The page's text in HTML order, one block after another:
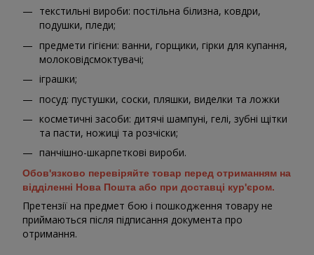
текстильні вироби: постільна білизна, ковдри,
подушки, пледи;
предмети гігієни: ванни, горщики, гірки для купання,
молоковідсмоктувачі;
іграшки;
посуд: пустушки, соски, пляшки, виделки та ложки
косметичні засоби: дитячі шампуні, гелі, зубні щітки
та пасти, ножиці та розчіски;
панчішно-шкарпеткові вироби.
Обов'язково перевіряйте товар перед отриманням на
відділенні Нова Пошта або при доставці кур'єром.
Претензії на предмет бою і пошкодження товару не
приймаються після підписання документа про
отримання.